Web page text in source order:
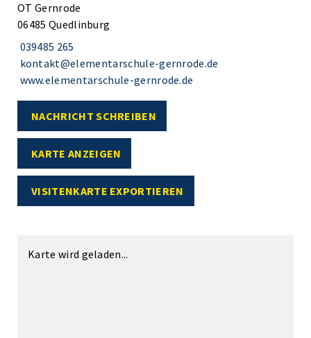
OT Gernrode
06485 Quedlinburg
039485 265
kontakt@elementarschule-gernrode.de
www.elementarschule-gernrode.de
NACHRICHT SCHREIBEN
KARTE ANZEIGEN
VISITENKARTE EXPORTIEREN
Karte wird geladen...